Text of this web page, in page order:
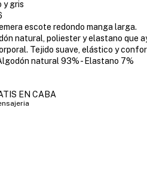
y gris
escote redondo manga larga.
natural, poliester y elastano que
Tejido suave, elástico y
natural 93% - Elastano 7%
EN CABA